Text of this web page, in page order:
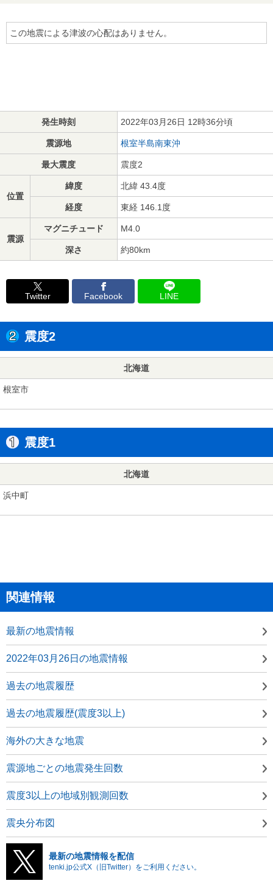
この地震による津波の心配はありません。
発生時刻 2022年03月26日 12時36分頃
震源地 根室半島南東沖
最大震度 震度2
位置
緯度 北緯 43.4度
経度 東経 146.1度
震源
マグニチュード M4.0
深さ 約80km
Twitter Facebook LINE
震度2
北海道
根室市
震度1
北海道
浜中町
関連情報
最新の地震情報
2022年03月26日の地震情報
過去の地震履歴
過去の地震履歴(震度3以上)
海外の大きな地震
震源地ごとの地震発生回数
震度3以上の地域別観測回数
震央分布図
最新の地震情報を配信
tenki.jp公式X（旧Twitter）をご利用ください。